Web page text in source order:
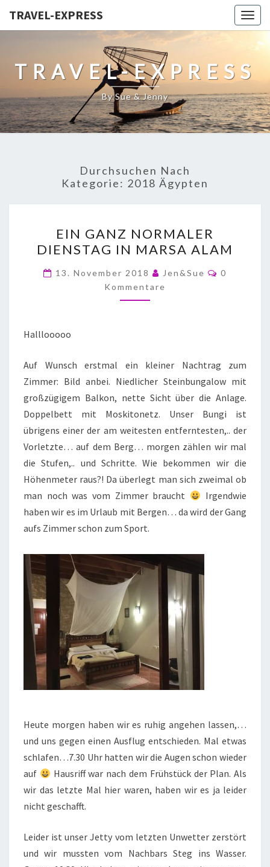
TRAVEL-EXPRESS
TRAVEL-EXPRESS
By Sue & Jenny
Durchsuchen Nach
Kategorie: 2018 Ägypten
EIN GANZ NORMALER
DIENSTAG IN MARSA ALAM
13. November 2018 Jen&Sue
0
Kommentare
Halllooooo
Auf Wunsch erstmal ein kleiner Nachtrag zum
Zimmer: Bild anbei. Niedlicher Steinbungalow mit
großzügigem Balkon, nette Sicht über die Anlage.
Doppelbett mit Moskitonetz. Unser Bungi ist
übrigens einer der am weitesten entferntesten,.. der
Vorletzte… auf dem Berg… morgen zählen wir mal
die Stufen,.. und Schritte. Wie bekommen wir die
Höhenmeter raus?! Da überlegt man sich zweimal ob
man noch was vom Zimmer braucht
Irgendwie
haben wir es im Urlaub mit Bergen… da wird der Gang
aufs Zimmer schon zum Sport.
Heute morgen haben wir es ruhig angehen lassen,…
und uns gegen einen Ausflug entschieden. Mal etwas
schlafen…7.30 Uhr hatten wir die Augen schon wieder
auf
Hausriff war nach dem Frühstück der Plan. Als
wir das letzte Mal hier waren, haben wir es ja leider
nicht geschafft.
Leider ist unser Jetty vom letzten Unwetter zerstört
und wir mussten vom Nachbars Steg ins Wasser.